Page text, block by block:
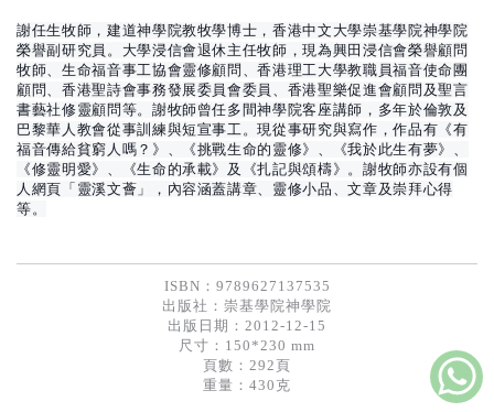
謝任生牧師，建道神學院教牧學博士，香港中文大學崇基學院神學院
榮譽副研究員。大學浸信會退休主任牧師，現為興田浸信會榮譽顧問
牧師、生命福音事工協會靈修顧問、香港理工大學教職員福音使命團
顧問、香港聖詩會事務發展委員會委員、香港聖樂促進會顧問及聖言
書藝社修靈顧問等。謝牧師曾任多間神學院客座講師，多年於倫敦及
巴黎華人教會從事訓練與短宣事工。現從事研究與寫作，作品有《有
福音傳給貧窮人嗎？》、《挑戰生命的靈修》、《我於此生有夢》、
《修靈明愛》、《生命的承載》及《扎記與頌檮》。謝牧師亦設有個
人網頁「靈溪文薈」，內容涵蓋講章、靈修小品、文章及崇拜心得
等。
ISBN：9789627137535
出版社： 崇基學院神學院
出版日期：2012-12-15
尺寸：150*230 mm
頁數：292頁
重量：430克